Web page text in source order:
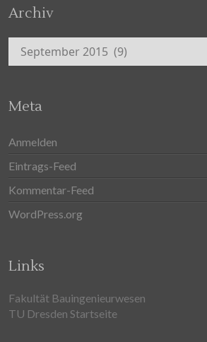
Archiv
Archiv
Meta
Anmelden
Eintrags-Feed
Kommentar-Feed
WordPress.org
Links
Fakultät Bauingenieurwesen
TU Dresden Startseite